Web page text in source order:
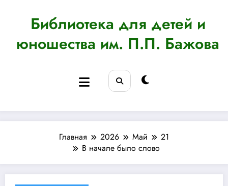
содержимомуБиблиотека для детей и
юношества им. П.П. Бажова
Главная 2026 Май
21
В начале было слово